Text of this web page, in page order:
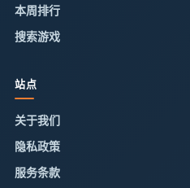
本周排行
搜索游戏
站点
关于我们
隐私政策
服务条款